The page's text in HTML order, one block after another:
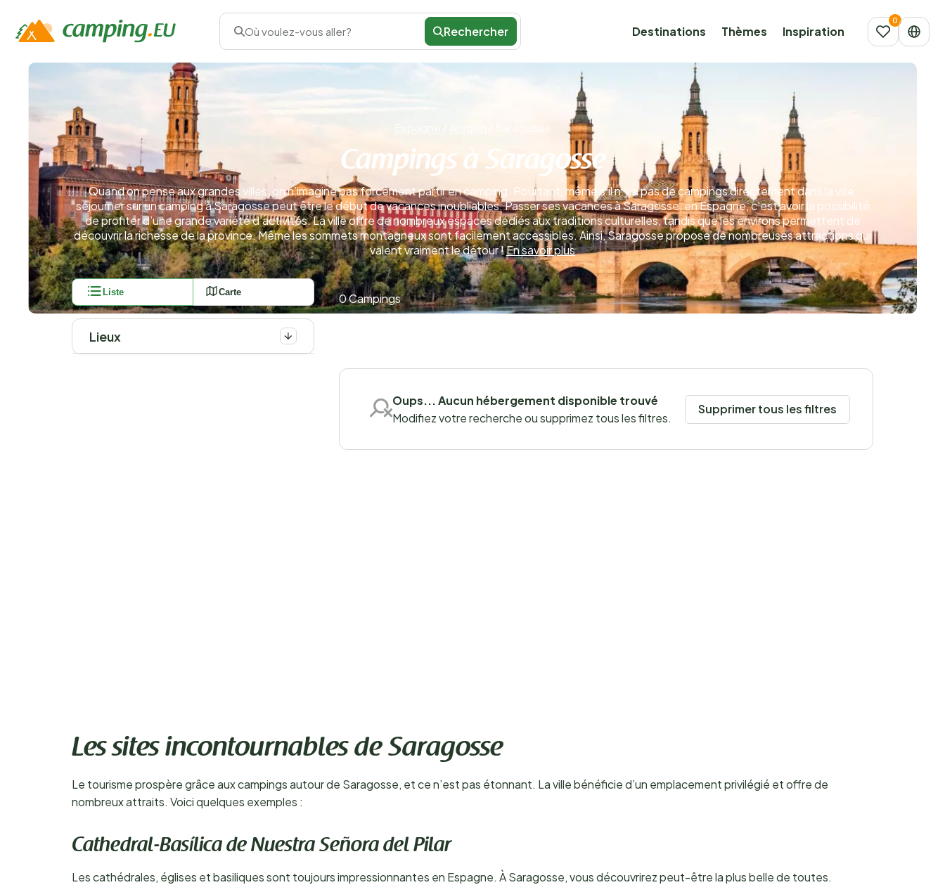
Où voulez-vous aller? Rechercher Destinations Thèmes Inspiration
Saragosse
Campings à Saragosse
Quand on pense aux grandes villes, on n’imagine pas forcément partir en camping. Pourtant, même s’il n’y a pas de campings directement dans la ville,
séjourner sur un camping à Saragosse peut être le début de vacances inoubliables. Passer ses vacances à Saragosse, en Espagne, c’est avoir la possibilité
de profiter d’une grande variété d’activités. La ville offre de nombreux espaces dédiés aux traditions culturelles, tandis que les environs permettent de
découvrir la richesse de la province. Même les sommets montagneux sont facilement accessibles. Ainsi, Saragosse propose de nombreuses attractions qui
valent vraiment le détour !En savoir plus
Liste Carte
Lieux
0 Campings
Oups... Aucun hébergement disponible trouvé
Modifiez votre recherche ou supprimez tous les filtres.
Supprimer tous les filtres
Les sites incontournables de Saragosse
Le tourisme prospère grâce aux campings autour de Saragosse, et ce n’est pas étonnant. La ville bénéficie d’un emplacement privilégié et offre de
nombreux attraits. Voici quelques exemples :
Cathedral-Basílica de Nuestra Señora del Pilar
Les cathédrales, églises et basiliques sont toujours impressionnantes en Espagne. À Saragosse, vous découvrirez peut-être la plus belle de toutes.